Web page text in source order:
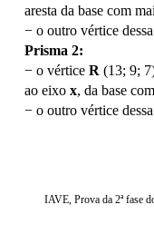
aresta da base com
− o outro vértice
Prisma 2:
− o vértice R (13; 9;
ao eixox, da base
− o outro vértice
IAVE, Prova da 2ª fase